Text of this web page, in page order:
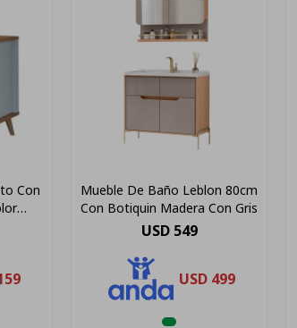
Con
Mueble De Baño Leblon 80cm
Con Botiquin Madera Con Gris
USD 549
USD 499